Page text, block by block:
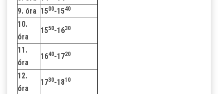
9. óra 1500-1540
10.
óra
1550-1630
11.
óra
1640-1720
12.
óra
1730-1810